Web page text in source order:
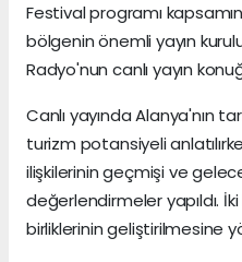
Festival programı
bölgenin önemli yayın
Radyo'nun canlı yayın
Canlı yayında Alanya'nın
turizm potansiyeli
ilişkilerinin geçmişi ve
değerlendirmeler yapıldı.
birliklerinin geliştirilmesine